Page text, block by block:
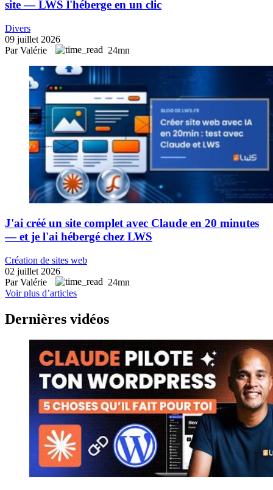
site — LWS l'héberge en un clic
Divers
09 juillet 2026
Par Valérie
24mn
J'ai créé un site complet avec Claude en 20 minutes
— et je l'ai hébergé chez LWS
Création de sites web
02 juillet 2026
Par Valérie
24mn
Voir plus d’articles
Dernières vidéos